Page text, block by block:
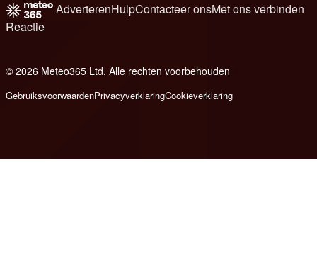
AdverterenHulpContacteer onsMet ons verbinden
Reactie
© 2026 Meteo365 Ltd. Alle rechten voorbehouden
GebruiksvoorwaardenPrivacyverklaringCookieverklaring